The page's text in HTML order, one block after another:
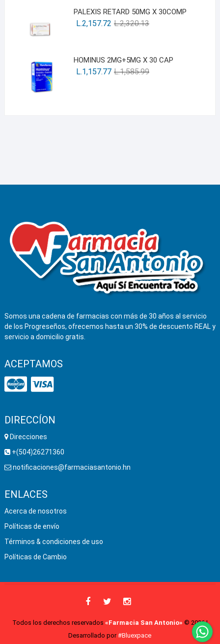
PALEXIS RETARD 50MG X 30COMP
L.2,320.13
L.2,157.72
HOMINUS 2MG+5MG X 30 CAP
L.1,585.99
L.1,157.77
Somos una cadena de farmacias con más de 30 años al servicio
de los Progreseños, ofrecemos hasta un 30% de descuento REAL y
servicio a domicilio gratis.
ACEPTAMOS
DIRECCÍON
Direcciones
+(504)26271360
notificaciones@farmaciasantonio.hn
ENLACES
Acerca de nosotros
Políticas de envío
Términos & condiciones de uso
Políticas de Cambio
Todos los derechos reservados «Farmacia San Antonio» © 2026 |
Desarrollado por#Bluexpace